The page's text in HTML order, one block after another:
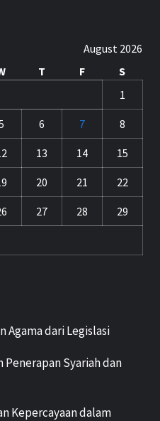
August 2026
T F
S
1
6 7 8
13 14 15
20 21 22
27 28 29
Agama dari Legislasi
Syariah dan
Kepercayaan dalam